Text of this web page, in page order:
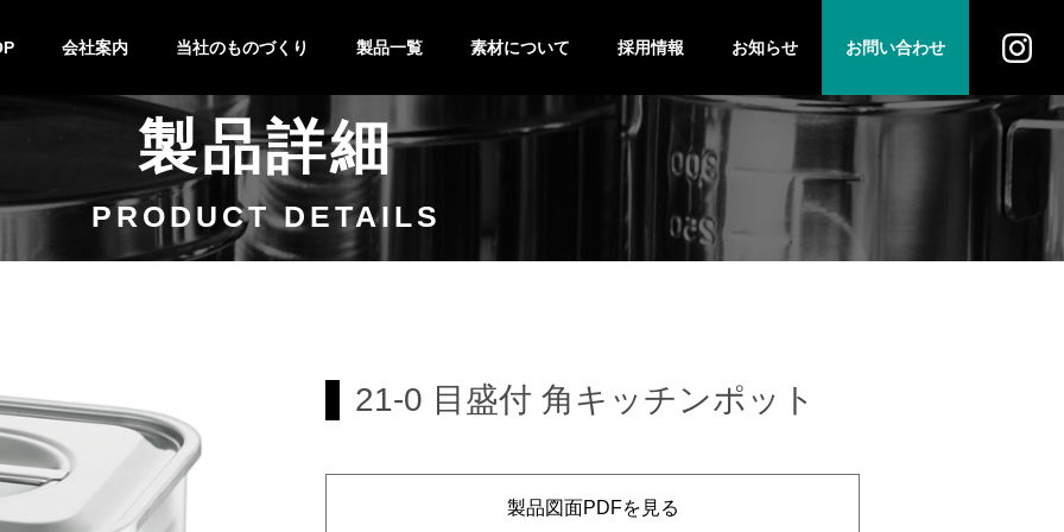
会社案内 当社のものづくり
技術紹介
設備紹介
製作の流れ
特注&OEM
製品一覧
バット
キッチンポット
鍋
キッチン小物
素材について
ステンレス
採用情報 お知らせ お問い合わせ
法人のお客様
個人のお客様
製品詳細
PRODUCT DETAILS
21-0 目盛付 角キッチンポット
製品図面PDFを見る